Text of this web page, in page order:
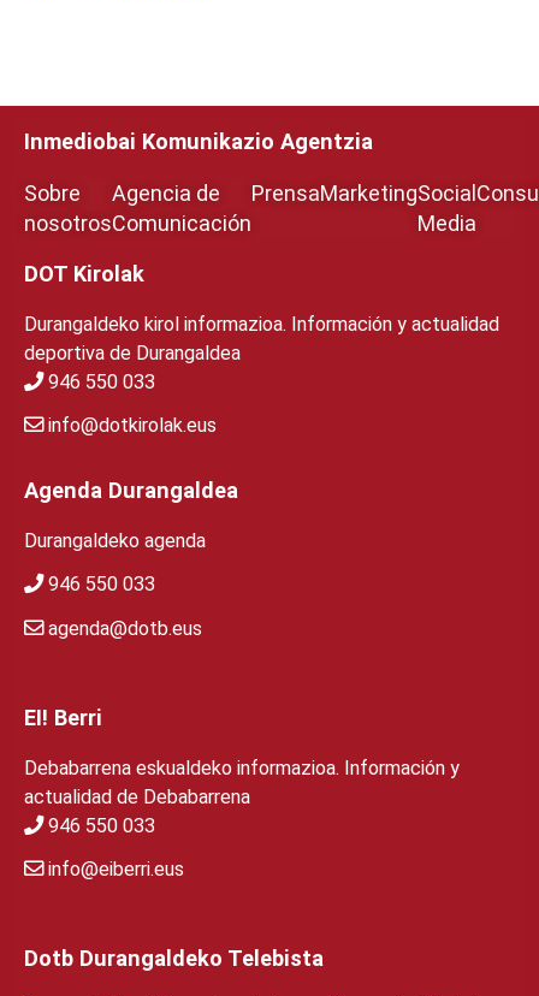
Inmediobai Komunikazio Agentzia
Sobre
nosotros
Agencia de
Comunicación
PrensaMarketingSocial
Media
DOT Kirolak
Durangaldeko kirol informazioa. Información y actualidad
deportiva de Durangaldea
946 550 033
info@dotkirolak.eus
Agenda Durangaldea
Durangaldeko agenda
946 550 033
agenda@dotb.eus
EI! Berri
Debabarrena eskualdeko informazioa. Información y
actualidad de Debabarrena
946 550 033
info@eiberri.eus
Dotb Durangaldeko Telebista